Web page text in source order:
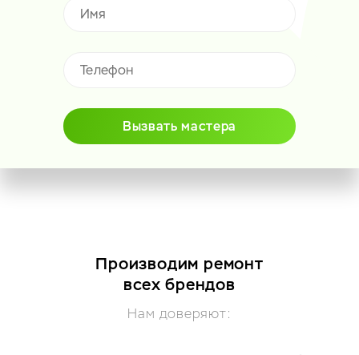
Вызвать мастера
Производим ремонт
всех брендов
Нам доверяют: